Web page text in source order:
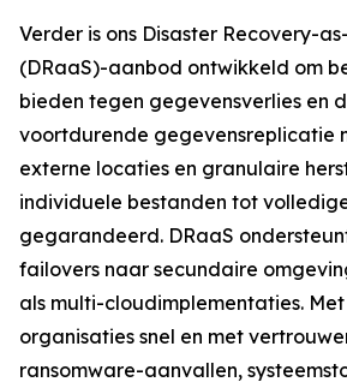
Verder is ons Disaster Recovery-
(DRaaS)-aanbod ontwikkeld om
bieden tegen gegevensverlies en
voortdurende gegevensreplicatie
externe locaties en granulaire
individuele bestanden tot
gegarandeerd. DRaaS
failovers naar secundaire
als multi-cloudimplementaties. Met
organisaties snel en met
ransomware-aanvallen,